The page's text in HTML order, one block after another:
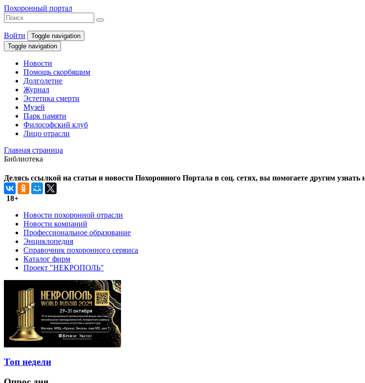
Похоронный портал
Войти
Toggle navigation
Toggle navigation
Новости
Помощь скорбящим
Долголетие
Журнал
Эстетика смерти
Музей
Парк памяти
Философский клуб
Лицо отрасли
Главная страница
Библиотека
Делясь ссылкой на статьи и новости Похоронного Портала в соц. сетях, вы помогаете другим узнать
18+
Новости похоронной отрасли
Новости компаний
Профессиональное образование
Энциклопедия
Справочник похоронного сервиса
Каталог фирм
Проект "НЕКРОПОЛЬ"
Топ недели